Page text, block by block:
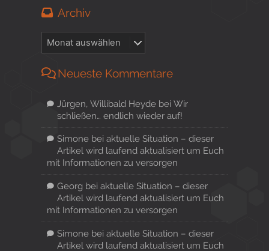
Archiv
Neueste Kommentare
Jürgen, Willibald Heydebei Wir
schließen… endlich wieder auf!
Simonebei aktuelle Situation – dieser
Artikel wird laufend aktualisiert um Euch
mit Informationen zu versorgen
Georg bei aktuelle Situation – dieser
Artikel wird laufend aktualisiert um Euch
mit Informationen zu versorgen
Simonebei aktuelle Situation – dieser
Artikel wird laufend aktualisiert um Euch